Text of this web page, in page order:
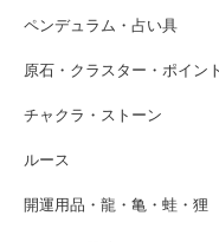
ペンデュラム・占い具
原石・クラスター・ポイント
チャクラ・ストーン
ルース
開運用品・龍・亀・蛙・狸